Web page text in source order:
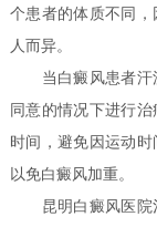
个患者的体质不同
人而异。
当白癜风患者汗
同意的情况下进行
时间，避免因运动
以免白癜风加重。
昆明白癜风医院